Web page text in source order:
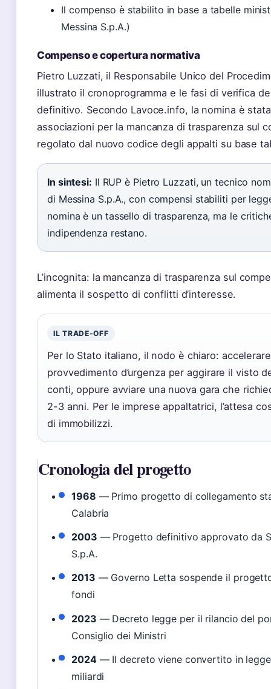
Il compenso è stabilito in base a tabelle
Messina S.p.A.)
Compenso e copertura normativa
Pietro Luzzati, il Responsabile Unico del
illustrato il cronoprogramma e le fasi di verifica
definitivo. Secondo Lavoce.info, la nomina è
associazioni per la mancanza di trasparenza sul
regolato dal nuovo codice degli appalti su base
In sintesi: Il RUP è Pietro Luzzati, un tecnico
di Messina S.p.A., con compensi stabiliti per
nomina è un tassello di trasparenza, ma le
indipendenza restano.
L’incognita: la mancanza di trasparenza sul
alimenta il sospetto di conflitti d’interesse.
IL TRADE-OFF
Per lo Stato italiano, il nodo è chiaro:
provvedimento d’urgenza per aggirare il visto
conti, oppure avviare una nuova gara che
2-3 anni. Per le imprese appaltatrici, l’attesa
di immobilizzi.
Cronologia del progetto
1968 — Primo progetto di collegamento
Calabria
2003 — Progetto definitivo approvato da
S.p.A.
2013 — Governo Letta sospende il
fondi
2023 — Decreto legge per il rilancio del
Consiglio dei Ministri
2024— Il decreto viene convertito in
miliardi